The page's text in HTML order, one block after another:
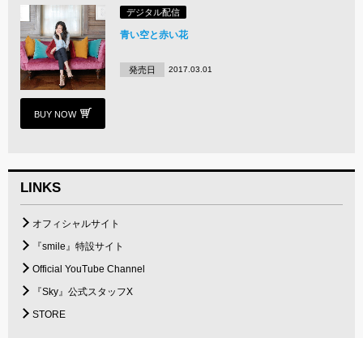
BUY NOW
デジタル配信
青い空と赤い花
発売日 2017.03.01
LINKS
オフィシャルサイト
『smile』特設サイト
Official YouTube Channel
『Sky』公式スタッフX
STORE